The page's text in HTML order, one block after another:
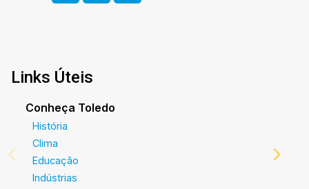
Links Úteis
Conheça Toledo
História
Clima
Educação
Indústrias